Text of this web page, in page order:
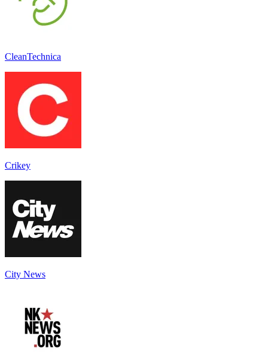
CleanTechnica
Crikey
City News